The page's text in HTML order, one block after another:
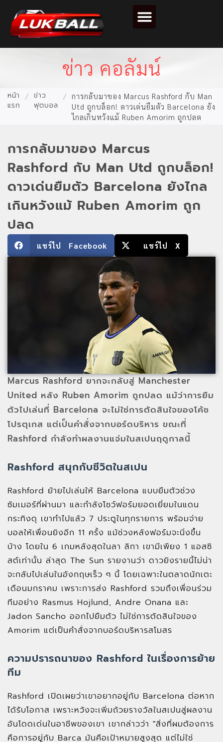
ข่าว คอลัมน์
หน้า
แรก
/ ข่าว
ฟุตบอล
/ การกลับมาของ Marcus Rashford กับ Man
Utd ถูกบล็อก! ดาวเด่นยืมตัว Barcelona ยัง
ไกลเกินหวังแม้ Ruben Amorim ถูกปลด
การกลับมาของ Marcus
Rashford กับ Man Utd ถูกบล็อก!
ดาวเด่นยืมตัว Barcelona ยังไกล
เกินหวังแม้ Ruben Amorim ถูก
ปลด
แชร์ไป Facebook แชร์ไป X
Marcus Rashford ยากจะกลับสู่ Manchester
United หลัง Ruben Amorim ถูกปลด แม้ว่าการยืม
ตัวไปเล่นที่ Barcelona จะไม่ใช่การตัดสินใจของโค้ช
โปรตุเกส แต่เป็นคำสั่งจากบอร์ดบริหาร ขณะที่
Rashford กำลังทำผลงานแจ่มในสเปนฤดูกาลนี้
Rashford สนุกกับชีวิตในสเปน
Rashford ย้ายไปเล่นให้ Barcelona แบบยืมตัวช่วง
ซัมเมอร์ที่ผ่านมา และกำลังโชว์ฟอร์มยอดเยี่ยมในแดน
กระทิงดุ เขาทำไปแล้ว 7 ประตูในทุกรายการ พร้อมจ่าย
บอลให้เพื่อนยิงอีก 11 ครั้ง แม้ช่วงหลังฟอร์มจะนิ่งขึ้น
บ้าง โดยใน 6 เกมหลังสุดในลา ลิกา เขามีเพียง 1 แอสซิ
สต์เท่านั้น ล่าสุด The Sun รายงานว่า ดาวยิงรายนี้ไม่น่า
จะกลับไปเล่นในอังกฤษเร็ว ๆ นี้ โดยเฉพาะในตลาดนักเตะ
เดือนมกราคม เพราะการส่ง Rashford รวมถึงเพื่อนร่วม
ทีมอย่าง Rasmus Hojlund, Andre Onana และ
Jadon Sancho ออกไปยืมตัว ไม่ใช่การตัดสินใจของ
Amorim แต่เป็นคำสั่งจากบอร์ดบริหารสโมสร
ความปรารถนาของ Rashford ในเรื่องการย้าย
ทีม
Rashford เปิดเผยว่าเขาอยากอยู่กับ Barcelona ต่อหาก
ได้รับโอกาส เพราะหวังจะเพิ่มถ้วยรางวัลในสเปนสู่ผลงาน
อันโดดเด่นในอาชีพของเขา เขากล่าวว่า "สิ่งที่ผมต้องการ
คือการอยู่กับ Barca มันคือเป้าหมายสูงสุด แต่ไม่ใช่